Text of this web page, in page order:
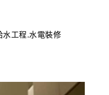
水工程.水電裝修